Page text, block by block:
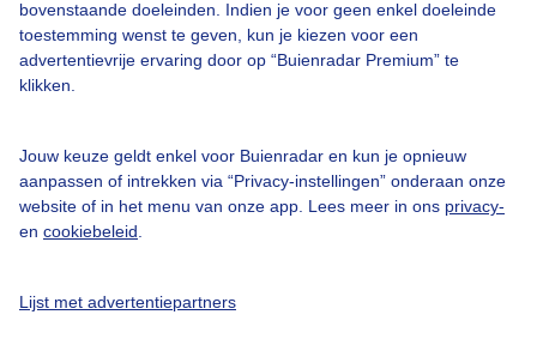
bovenstaande doeleinden. Indien je voor geen enkel doeleinde
toestemming wenst te geven, kun je kiezen voor een
advertentievrije ervaring door op “Buienradar Premium” te
klikken.
Jouw keuze geldt enkel voor Buienradar en kun je opnieuw
aanpassen of intrekken via “Privacy-instellingen” onderaan onze
website of in het menu van onze app. Lees meer in ons privacy-
en cookiebeleid
Lijst met advertentiepartners
Toegankelijkheid
Gebruikersvoorwaarden
Adverteren
Privacy beleid
Cookie beleid